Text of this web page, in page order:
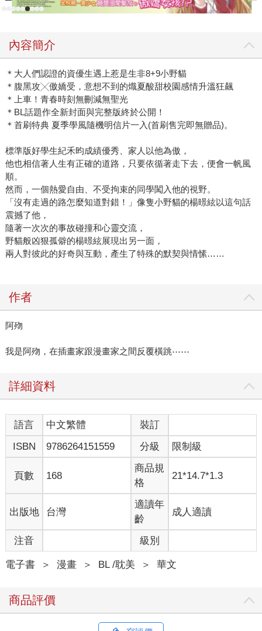
內容簡介
＊大人們認證的資優生遇上惹是生非8+9小野貓
＊腹黑攻╳傲嬌受，意想不到的熾夏酸甜校園感情升溫狂飆
＊上車！青春時刻無刪減無聖光
＊BL話題作全新封面與完整版終於公開！
＊首刷特典 夏季學風隨機明信片一入(首刷售完即無贈品)。
標準版好學生紀禾昀成績優秀、家人以他為傲，
他也相信著人生有正確的道路，只要依循著走下去，便會一帆風
順。
然而，一個熱愛自由、不受拘束的同學闖入他的視野。
「沒有走過的路怎麼知道對錯！」像隻小野貓的楊暻絃以這句話
震撼了他，
隨著一次次的事故碰撞和心靈交流，
野貓般凶狠孤僻的楊暻絃展現出另一面，
兩人對彼此的好奇與互動，產生了特殊的默契與情愫……
作者
阿歾
我是阿歾，在插畫家跟漫畫家之間反覆橫跳⋯⋯
詳細資料
語言 中文繁體
裝訂
ISBN
9786264151559 分級 限制級
頁數 168
商品規
格
21*14.7*1.3
出版地 台灣
適讀年
齡
成人適讀
注音 級別
電子書 ＞ 漫畫 ＞ BL /耽美 ＞ 華文
商品評價